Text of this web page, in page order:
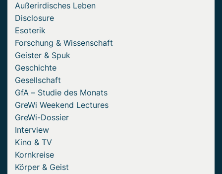
Außerirdisches Leben
Disclosure
Esoterik
Forschung & Wissenschaft
Geister & Spuk
Geschichte
Gesellschaft
GfA – Studie des Monats
GreWi Weekend Lectures
GreWi-Dossier
Interview
Kino & TV
Kornkreise
Körper & Geist